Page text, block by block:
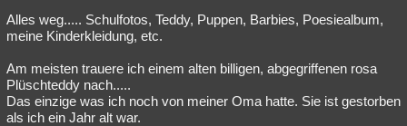
Alles weg..... Schulfotos, Teddy, Puppen, Barbies, Poesiealbum,
meine Kinderkleidung, etc.
Am meisten trauere ich einem alten billigen, abgegriffenen rosa
Plüschteddy nach.....
Das einzige was ich noch von meiner Oma hatte. Sie ist gestorben
als ich ein Jahr alt war.